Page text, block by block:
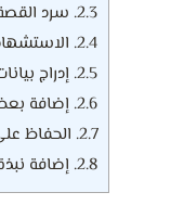
2.3. سرد
2.4.
2.5. إدراج
2.6. إضافة
2.7. الحفاظ
2.8. إضافة